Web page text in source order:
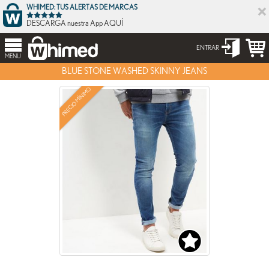
×
WHIMED: TUS ALERTAS DE MARCAS
DESCARGA nuestra App AQUÍ
MENU
ENTRAR
BLUE STONE WASHED SKINNY JEANS
PRECIO MÍNIMO